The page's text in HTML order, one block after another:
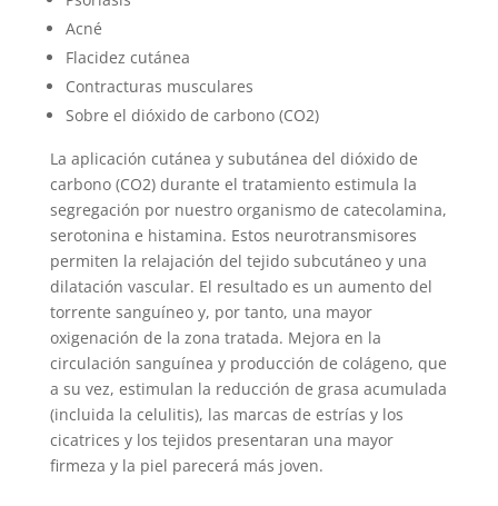
Acné
Flacidez cutánea
Contracturas musculares
Sobre el dióxido de carbono (CO2)
La aplicación cutánea y subutánea del dióxido de
carbono (CO2) durante el tratamiento estimula la
segregación por nuestro organismo de catecolamina,
serotonina e histamina. Estos neurotransmisores
permiten la relajación del tejido subcutáneo y una
dilatación vascular. El resultado es un aumento del
torrente sanguíneo y, por tanto, una mayor
oxigenación de la zona tratada. Mejora en la
circulación sanguínea y producción de colágeno, que
a su vez, estimulan la reducción de grasa acumulada
(incluida la celulitis), las marcas de estrías y los
cicatrices y los tejidos presentaran una mayor
firmeza y la piel parecerá más joven.